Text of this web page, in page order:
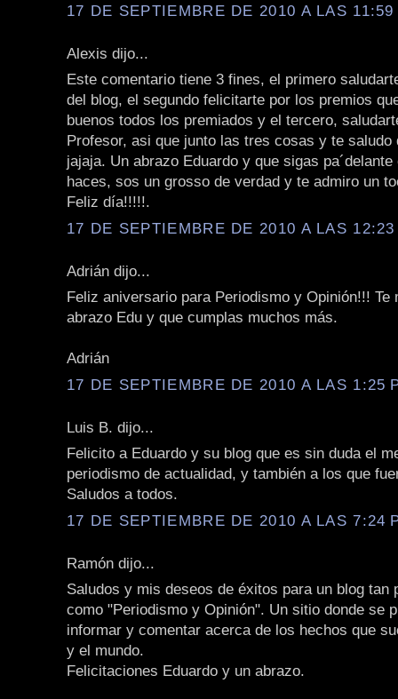
17 DE SEPTIEMBRE DE 2010 A LAS
Alexis dijo...
Este comentario tiene 3 fines, el primero
del blog, el segundo felicitarte por los premios
buenos todos los premiados y el tercero,
Profesor, asi que junto las tres cosas y te saludo
jajaja. Un abrazo Eduardo y que sigas
haces, sos un grosso de verdad y te admiro un
Feliz día!!!!!.
17 DE SEPTIEMBRE DE 2010 A LAS 12:23
Adrián dijo...
Feliz aniversario para Periodismo y Opinión!!! Te
abrazo Edu y que cumplas muchos más.
Adrián
17 DE SEPTIEMBRE DE 2010 A LAS 1:25
Luis B. dijo...
Felicito a Eduardo y su blog que es sin duda el
periodismo de actualidad, y también a los que
Saludos a todos.
17 DE SEPTIEMBRE DE 2010 A LAS 7:24
Ramón dijo...
Saludos y mis deseos de éxitos para un blog tan
como "Periodismo y Opinión". Un sitio donde se
informar y comentar acerca de los hechos que
y el mundo.
Felicitaciones Eduardo y un abrazo.